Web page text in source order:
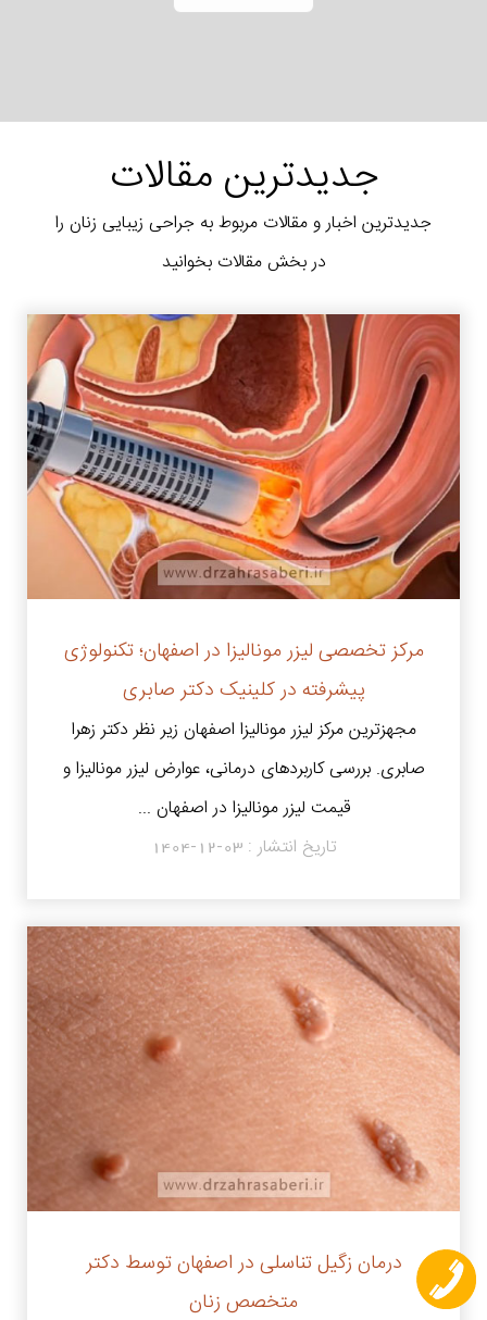
جدیدترین مقالات
جدیدترین اخبار و مقالات مربوط به جراحی زیبایی زنان را
در بخش مقالات بخوانید
مرکز تخصصی لیزر مونالیزا در اصفهان؛ تکنولوژی
پیشرفته در کلینیک دکتر صابری
مجهزترین مرکز لیزر مونالیزا اصفهان زیر نظر دکتر زهرا
صابری. بررسی کاربردهای درمانی، عوارض لیزر مونالیزا و
قیمت لیزر مونالیزا در اصفهان ...
تاریخ انتشار :1404-12-03
درمان زگیل تناسلی در اصفهان توسط دکتر
متخصص زنان